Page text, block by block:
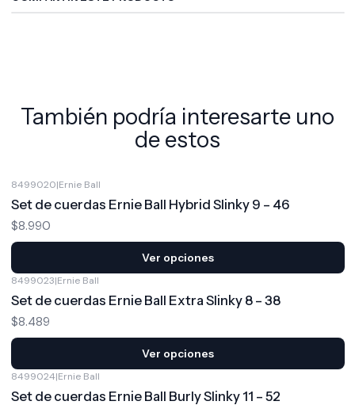
También podría interesarte uno
de estos
8499020|Ernie Ball
Set de cuerdas Ernie Ball Hybrid Slinky 9 – 46
$8.990
Ver opciones
8499023|Ernie Ball
Set de cuerdas Ernie Ball Extra Slinky 8 – 38
$8.489
Ver opciones
8499024|Ernie Ball
Set de cuerdas Ernie Ball Burly Slinky 11 – 52